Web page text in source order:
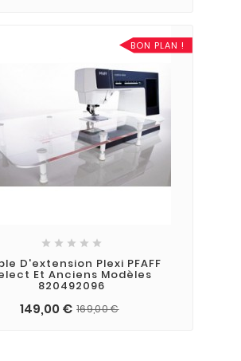
BON PLAN !
    
D'extension Plexi PFAFF
Et Anciens Modèles
820492096
149,00 € 169,00 €